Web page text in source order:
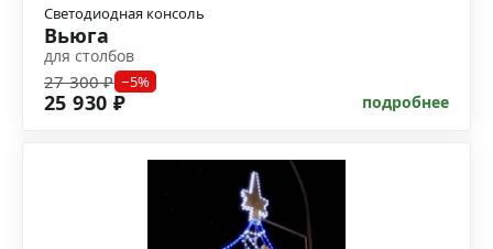
Светодиодная консоль
Вьюга
для столбов
27 300 ₽ −5%
25 930 ₽ подробнее